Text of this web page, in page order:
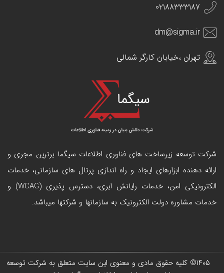
02188333187
dm@sigma.ir
تهران ،خیابان کارگر شمالی
شرکت توسعه زیرساخت های فناوری اطلاعات سیگما برترین مجری و
ارائه دهنده ابزارهای ایجاد و راه اندازی پرتال های سازمانی، خدمات
الکترونیکی امن، خدمات رایانش ابری، دسترس پذیری (WCAG) و
خدمات مشاوره دولت الکترونیک به سازمانها و شرکتها میباشد.
۱۴۰۵© کلیه حقوق مادی و معنوی این سایت متعلق به شرکت توسعه